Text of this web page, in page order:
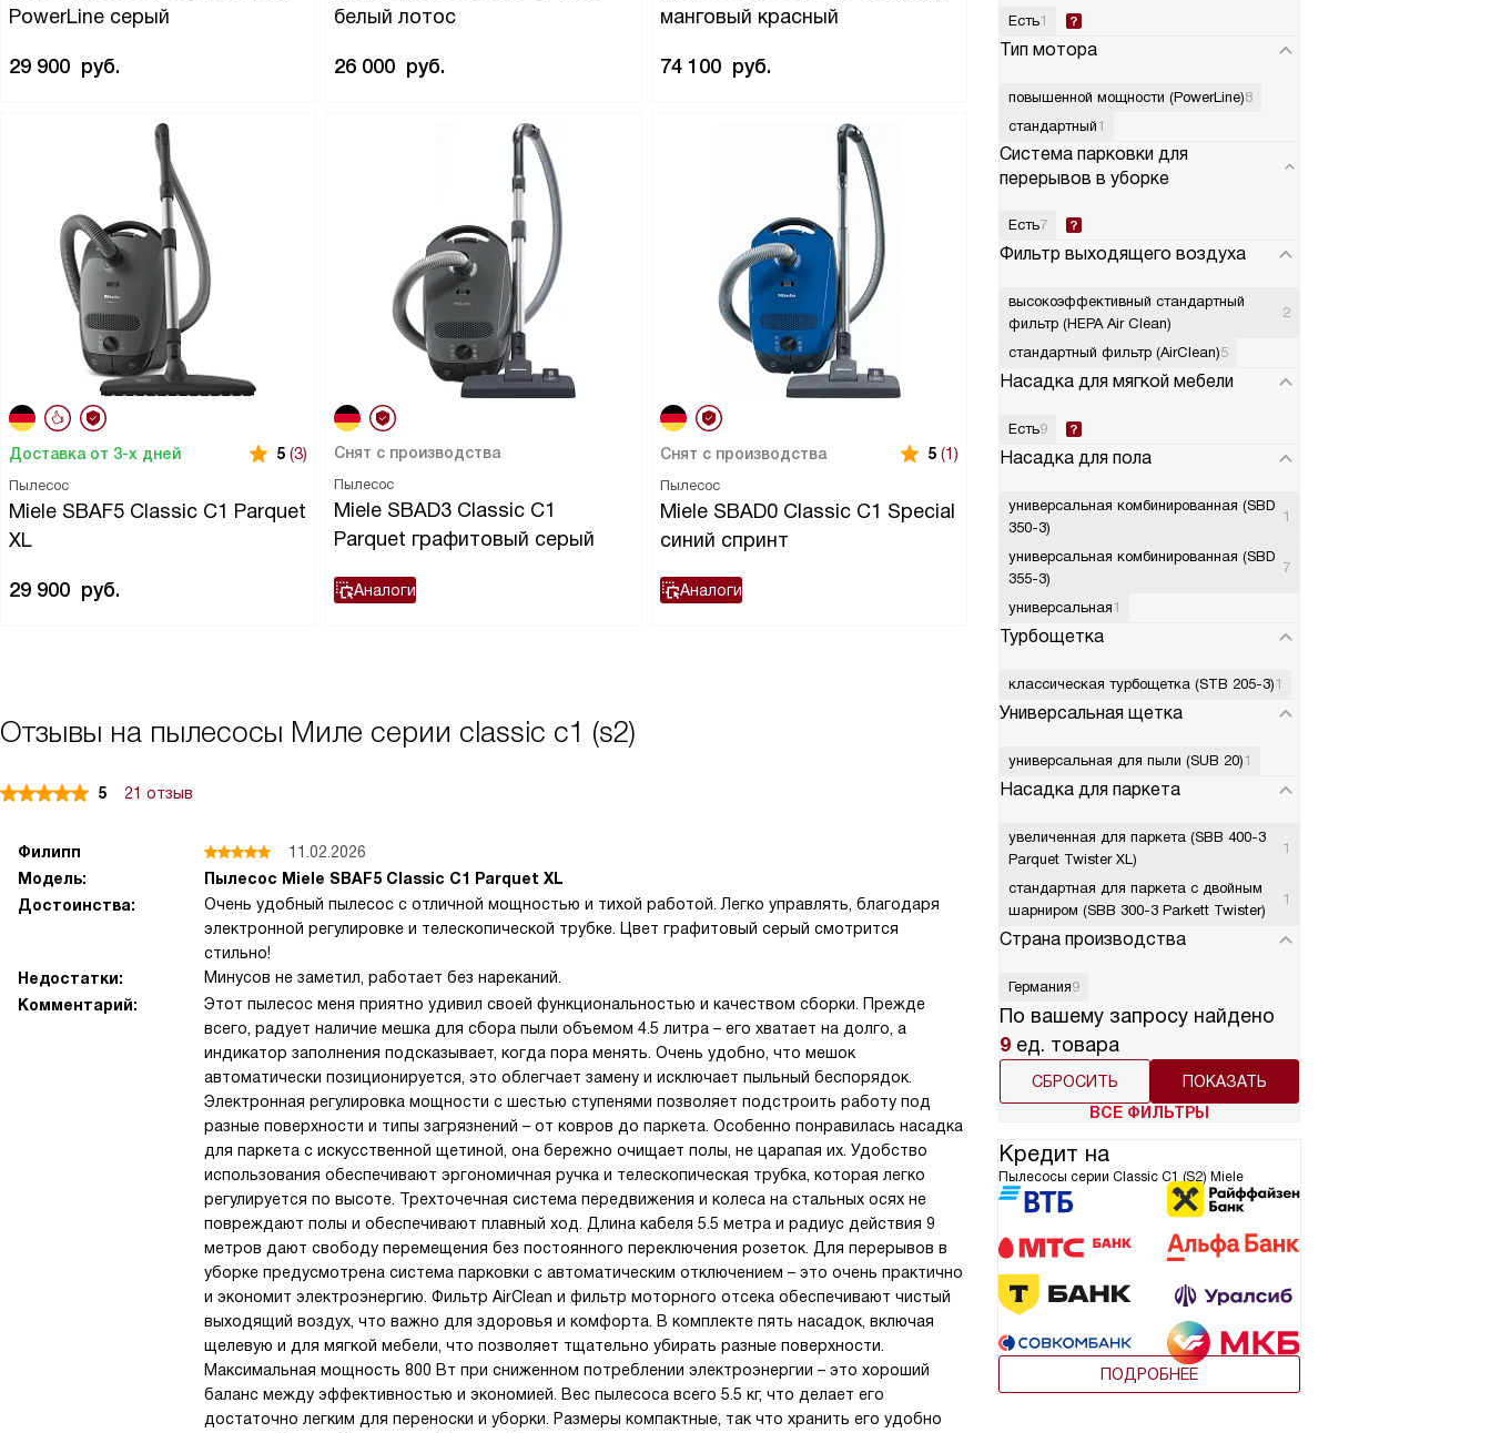
Есть1
Тип мотора
повышенной мощности (PowerLine)8
стандартный1
Система парковки для
перерывов в уборке
Есть7
Фильтр выходящего воздуха
высокоэффективный стандартный
фильтр (HEPA Air Clean)
2
стандартный фильтр (AirClean)5
Насадка для мягкой мебели
Есть9
Насадка для пола
универсальная комбинированная (SBD
350-3)
1
универсальная комбинированная (SBD
355-3)
7
универсальная1
Турбощетка
классическая турбощетка (STB 205-3)1
Универсальная щетка
универсальная для пыли (SUB 20)1
Насадка для паркета
увеличенная для паркета (SBB 400-3
Parquet Twister XL)
1
стандартная для паркета с двойным
шарниром (SBB 300-3 Parkett Twister)
1
Страна производства
Германия9
По вашему запросу найдено
9 ед. товара
СБРОСИТЬ
ВСЕ ФИЛЬТРЫ
Кредит на
Пылесосы серии Classic C1 (S2) Miele
ПОДРОБНЕЕ
PowerLine серый
29 900 руб.
белый лотос
26 000 руб.
манговый красный
74 100 руб.
Пылесос
Miele SBAF5 Classic C1 Parquet
XL
Доставка от 3-х дней 5 (3)
29 900 руб.
Пылесос
Miele SBAD3 Classic C1
Parquet графитовый серый
Снят с производства
Аналоги
Пылесос
Miele SBAD0 Classic C1 Special
синий спринт
Снят с производства 5 (1)
Аналоги
Отзывы на пылесосы Миле серии classic c1 (s2)
5 21 отзыв
Филипп
11.02.2026
Модель:
Пылесос Miele SBAF5 Classic C1 Parquet XL
Достоинства:
Очень удобный пылесос с отличной мощностью и тихой работой. Легко управлять, благодаря
электронной регулировке и телескопической трубке. Цвет графитовый серый смотрится
стильно!
Недостатки:
Минусов не заметил, работает без нареканий.
Комментарий:
Этот пылесос меня приятно удивил своей функциональностью и качеством сборки. Прежде
всего, радует наличие мешка для сбора пыли объемом 4.5 литра – его хватает на долго, а
индикатор заполнения подсказывает, когда пора менять. Очень удобно, что мешок
автоматически позиционируется, это облегчает замену и исключает пыльный беспорядок.
Электронная регулировка мощности с шестью ступенями позволяет подстроить работу под
разные поверхности и типы загрязнений – от ковров до паркета. Особенно понравилась насадка
для паркета с искусственной щетиной, она бережно очищает полы, не царапая их. Удобство
использования обеспечивают эргономичная ручка и телескопическая трубка, которая легко
регулируется по высоте. Трехточечная система передвижения и колеса на стальных осях не
повреждают полы и обеспечивают плавный ход. Длина кабеля 5.5 метра и радиус действия 9
метров дают свободу перемещения без постоянного переключения розеток. Для перерывов в
уборке предусмотрена система парковки с автоматическим отключением – это очень практично
и экономит электроэнергию. Фильтр AirClean и фильтр моторного отсека обеспечивают чистый
выходящий воздух, что важно для здоровья и комфорта. В комплекте пять насадок, включая
щелевую и для мягкой мебели, что позволяет тщательно убирать разные поверхности.
Максимальная мощность 800 Вт при сниженном потреблении электроэнергии – это хороший
баланс между эффективностью и экономией. Вес пылесоса всего 5.5 кг, что делает его
достаточно легким для переноски и уборки. Размеры компактные, так что хранить его удобно